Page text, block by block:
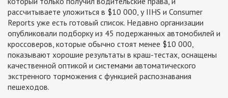
рассчитываете уложиться в $10 000, у IIHS и Consumer
Reports уже есть готовый список. Недавно организации
опубликовали подборку из 45 подержанных автомобилей и
кроссоверов, которые обычно стоят менее $10 000,
показывают хорошие результаты в краш-тестах, оснащены
качественной оптикой и системами автоматического
экстренного торможения с функцией распознавания
пешеходов.